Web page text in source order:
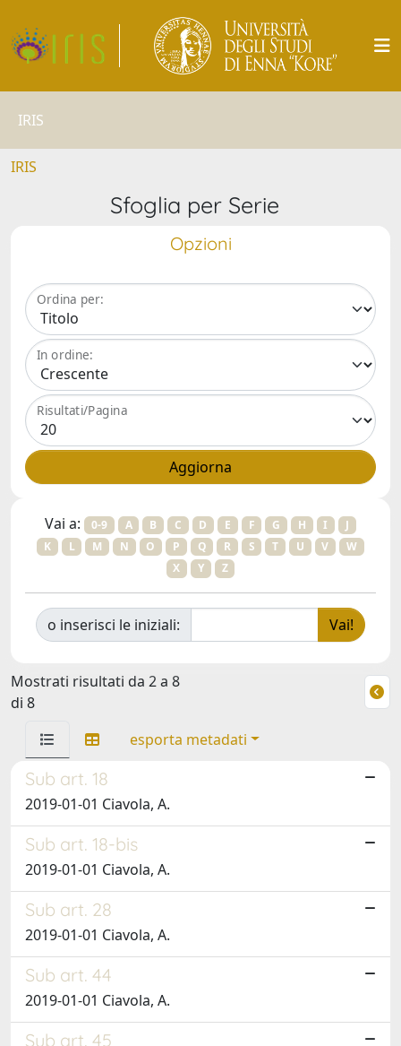
IRIS
IRIS
Sfoglia per Serie
Opzioni
Ordina per:
In ordine:
Risultati/Pagina
Vai a: 0-9 A B C D E F G H I
J
K
L M N O P Q R S T U V
W
X
Y Z
o inserisci le iniziali:
Mostrati risultati da 2 a 8
di 8
esporta metadati
Sub art. 18
2019-01-01 Ciavola, A.
Sub art. 18-bis
2019-01-01 Ciavola, A.
Sub art. 28
2019-01-01 Ciavola, A.
Sub art. 44
2019-01-01 Ciavola, A.
Sub art. 45